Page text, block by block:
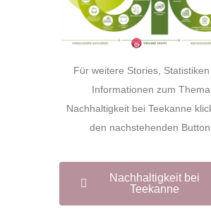
Für weitere Stories,
Informationen zum Thema
Nachhaltigkeit bei Teekanne
den nachstehenden
Nachhaltigkeit bei
Teekanne